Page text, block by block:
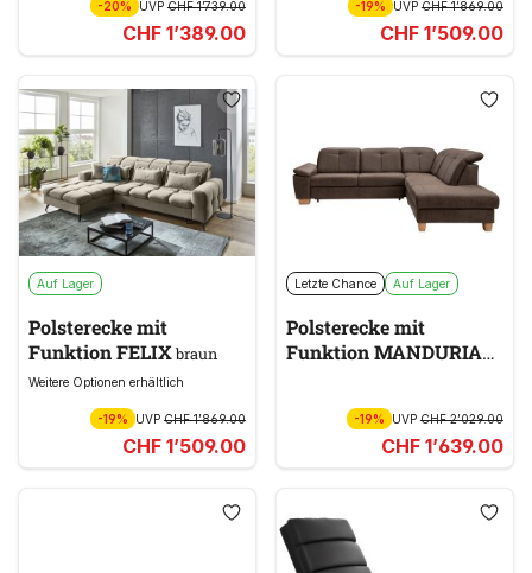
-20% UVP CHF 1’739.00
CHF 1’389.00
-19% UVPCHF 1’869.00
CHF 1’509.00
Auf Lager
Polsterecke mit
Funktion FELIXbraun
Weitere Optionen erhältlich
-19% UVP CHF 1’869.00
CHF 1’509.00
Letzte Chance Auf Lager
Polsterecke mit
Funktion MANDURIA
-19% UVPCHF 2’029.00
CHF 1’639.00